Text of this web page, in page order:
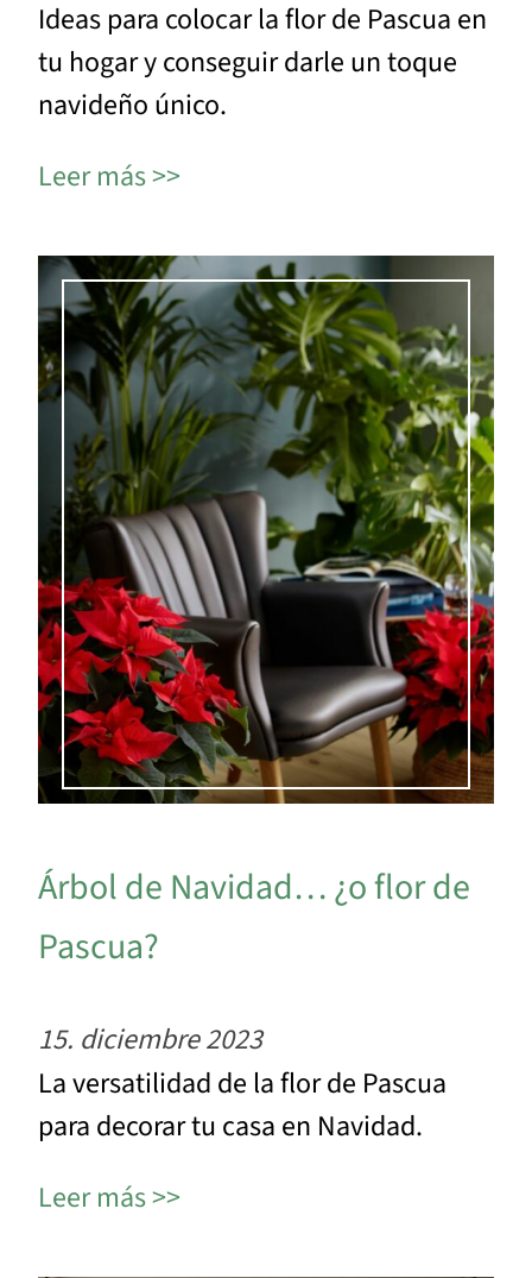
Ideas para colocar la flor de Pascua en
tu hogar y conseguir darle un toque
navideño único.
Leer más
Árbol de Navidad… ¿o flor de
Pascua?
15. diciembre 2023
La versatilidad de la flor de Pascua
para decorar tu casa en Navidad.
Leer más